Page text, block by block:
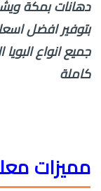
دهانات بمكة
بتوفير افضل
جميع انواع
كاملة
مميزات